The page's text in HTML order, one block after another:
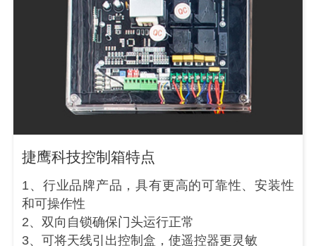
捷鹰科技控制箱特点
1、行业品牌产品，具有更高的可靠性、安装性
和可操作性
2、双向自锁确保门头运行正常
3、可将天线引出控制盒，使遥控器更灵敏